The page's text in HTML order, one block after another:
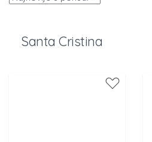
Santa Cristina